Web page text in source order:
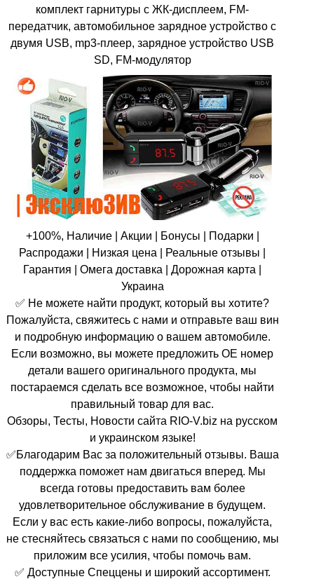
комплект гарнитуры с ЖК-дисплеем, FM-
передатчик, автомобильное зарядное устройство с
двумя USB, mp3-плеер, зарядное устройство USB
SD, FM-модулятор
+100%, Наличие | Акции | Бонусы | Подарки |
Распродажи | Низкая цена | Реальные отзывы |
Гарантия | Омега доставка | Дорожная карта |
Украина
✅ Не можете найти продукт, который вы хотите?
Пожалуйста, свяжитесь с нами и отправьте ваш вин
и подробную информацию о вашем автомобиле.
Если возможно, вы можете предложить OE номер
детали вашего оригинального продукта, мы
постараемся сделать все возможное, чтобы найти
правильный товар для вас.
Обзоры, Тесты, Новости сайта RIO-V.biz на русском
и украинском языке!
✅Благодарим Вас за положительный отзывы. Ваша
поддержка поможет нам двигаться вперед. Мы
всегда готовы предоставить вам более
удовлетворительное обслуживание в будущем.
Если у вас есть какие-либо вопросы, пожалуйста,
не стесняйтесь связаться с нами по сообщению, мы
приложим все усилия, чтобы помочь вам.
✅ Доступные Спеццены и широкий ассортимент.